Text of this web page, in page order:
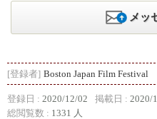
メッ
[登録者] Boston Japan Film Festival
登録日 : 2020/12/02 掲載日 : 2020/
総閲覧数 : 1331 人